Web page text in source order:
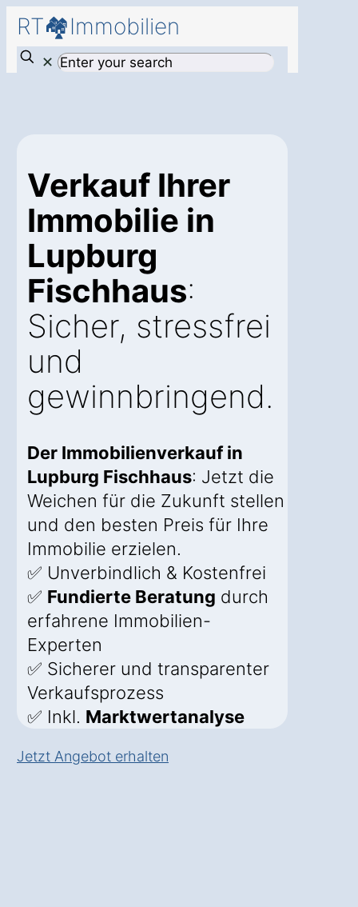
RT🏘️Immobilien
✕
Verkauf Ihrer
Immobilie in
Lupburg
Fischhaus:
Sicher, stressfrei
und
gewinnbringend.
Der Immobilienverkauf in
Lupburg Fischhaus: Jetzt die
Weichen für die Zukunft stellen
und den besten Preis für Ihre
Immobilie erzielen.
✅ Unverbindlich & Kostenfrei
✅ Fundierte Beratung durch
erfahrene Immobilien-
Experten
✅ Sicherer und transparenter
Verkaufsprozess
✅ Inkl. Marktwertanalyse
Jetzt Angebot erhalten